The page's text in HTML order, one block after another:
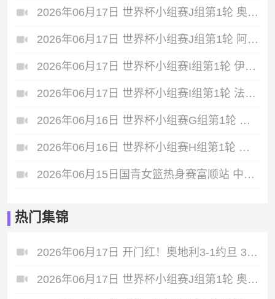
2026年06月17日 世界杯小组赛J组第1轮 奥地利vs约旦 全场录像
2026年06月17日 世界杯小组赛J组第1轮 阿根廷vs阿尔及利亚 全场录像
2026年06月17日 世界杯小组赛I组第1轮 伊拉克vs挪威 全场录像
2026年06月17日 世界杯小组赛I组第1轮 法国vs塞内加尔 全场录像
2026年06月16日 世界杯小组赛G组第1轮 比利时vs埃及 全场录像
2026年06月16日 世界杯小组赛H组第1轮 西班牙vs佛得角 全场录像
2026年06月15日国青女篮热身赛富顺站 中国U17女篮 - 伏伊伏丁那女篮 全场录像
热门集锦
2026年06月17日 开门红！奥地利3-1约旦 37岁阿瑙点射+造乌龙+进球被吹施密德建功
2026年06月17日 世界杯小组赛J组第1轮 奥地利vs约旦 进球